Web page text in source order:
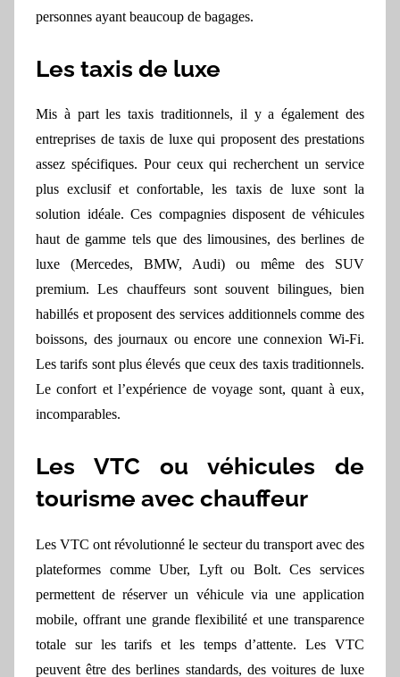
personnes ayant beaucoup de bagages.
Les taxis de luxe
Mis à part les taxis traditionnels, il y a également des
entreprises de taxis de luxe qui proposent des prestations
assez spécifiques. Pour ceux qui recherchent un service
plus exclusif et confortable, les taxis de luxe sont la
solution idéale. Ces compagnies disposent de véhicules
haut de gamme tels que des limousines, des berlines de
luxe (Mercedes, BMW, Audi) ou même des SUV
premium. Les chauffeurs sont souvent bilingues, bien
habillés et proposent des services additionnels comme des
boissons, des journaux ou encore une connexion Wi-Fi.
Les tarifs sont plus élevés que ceux des taxis traditionnels.
Le confort et l’expérience de voyage sont, quant à eux,
incomparables.
Les VTC ou véhicules de
tourisme avec chauffeur
Les VTC ont révolutionné le secteur du transport avec des
plateformes comme Uber, Lyft ou Bolt. Ces services
permettent de réserver un véhicule via une application
mobile, offrant une grande flexibilité et une transparence
totale sur les tarifs et les temps d’attente. Les VTC
peuvent être des berlines standards, des voitures de luxe